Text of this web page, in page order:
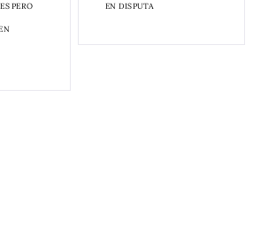
PERO EN DISPUTA